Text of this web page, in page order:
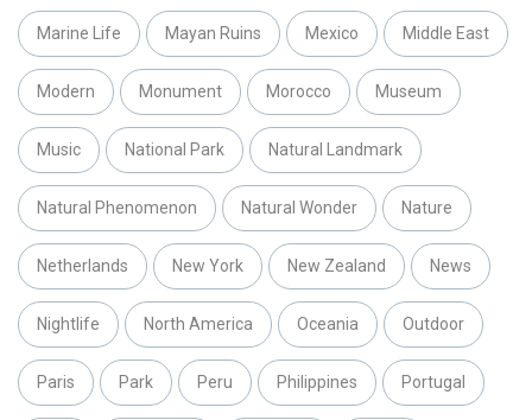
Marine Life Mayan Ruins Mexico Middle East
Modern Monument Morocco Museum
Music National Park Natural Landmark
Natural Phenomenon Natural Wonder Nature
Netherlands New York New Zealand News
Nightlife North America Oceania Outdoor
Paris Park Peru Philippines Portugal